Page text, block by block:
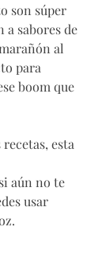
son súper
sabores de
al
para
boom que
esta
aún no te
usar